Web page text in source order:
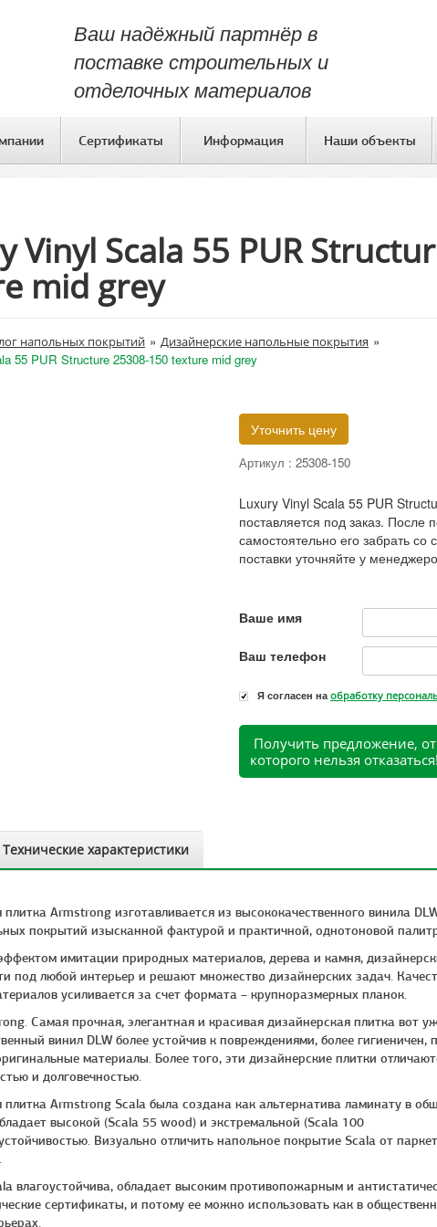
Ваш надёжный партнёр в
поставке строительных и
отделочных материалов
Сертификаты Информация Наши объекты
Vinyl Scala 55 PUR
mid grey
напольных покрытий » Дизайнерские напольные покрытия »
55 PUR Structure 25308-150 texture mid grey
Уточнить цену
Артикул :25308-150
Luxury Vinyl Scala 55 PUR
поставляется под заказ.
самостоятельно его забрать со
поставки уточняйте у
Ваше имя
Ваш телефон
Я согласен наобработку
Получить предложение, от
которого нельзя отказаться!
Технические характеристики
Armstrong изготавливается из высококачественного винила
покрытий изысканной фактурой и практичной, однотоновой
имитации природных материалов, дерева и камня,
под любой интерьер и решают множество дизайнерских задач.
усиливается за счет формата – крупноразмерных планок.
Cамая прочная, элегантная и красивая дизайнерская плитка вот
винил DLW более устойчив к повреждениями, более гигиеничен,
материалы. Более того, эти дизайнерские плитки
и долговечностью.
плитка Armstrong Scala была создана как альтернатива ламинату в
высокой (Scala 55 wood) и экстремальной (Scala 100
Визуально отличить напольное покрытие Scala от
влагоустойчива, обладает высоким противопожарным и
сертификаты, и потому ее можно использовать как в